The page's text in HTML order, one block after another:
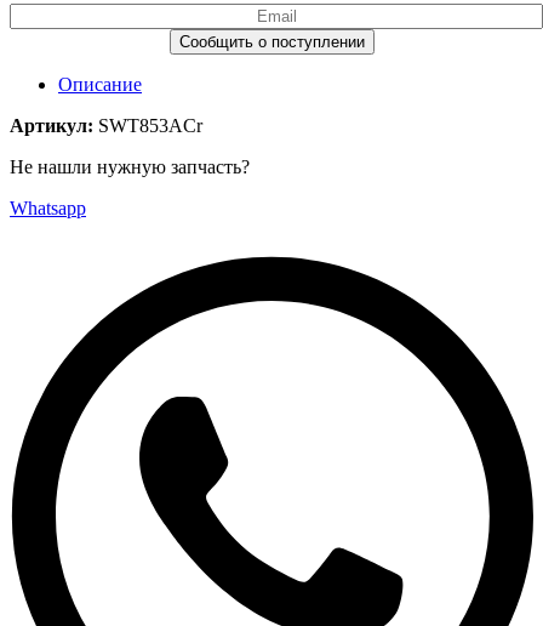
Описание
Артикул: SWT853ACr
Не нашли нужную запчасть?
Whatsapp